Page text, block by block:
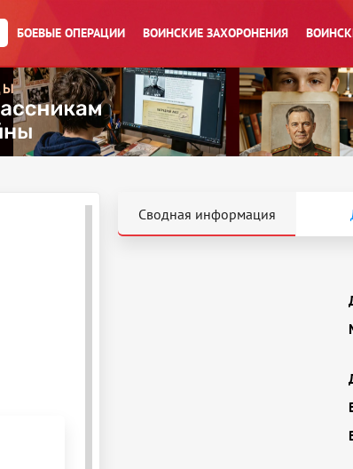
БОЕВЫЕ ОПЕРАЦИИ ВОИНСКИЕ ЗАХОРОНЕНИЯ
Сводная информация